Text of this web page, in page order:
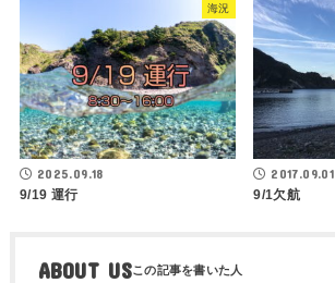
海況
2025.09.18
9/19 運行
2017.09.01
9/1欠航
ABOUT US